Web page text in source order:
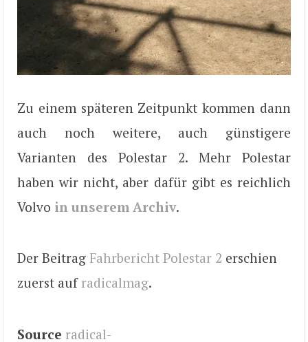
Zu einem späteren Zeitpunkt kommen dann
auch noch weitere, auch günstigere
Varianten des Polestar 2. Mehr Polestar
haben wir nicht, aber dafür gibt es reichlich
Volvo in unserem Archiv.
Der Beitrag Fahrbericht Polestar 2 erschien
zuerst auf radicalmag.
Source radical-